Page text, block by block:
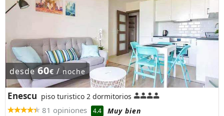
desde60€ /noche
Enescu piso turistico 2 dormitorios
81 opiniones 4.4
Muy bien